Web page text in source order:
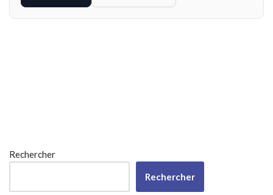
Rechercher
Rechercher